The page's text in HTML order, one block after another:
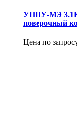
УППУ-МЭ
поверочный
Цена по